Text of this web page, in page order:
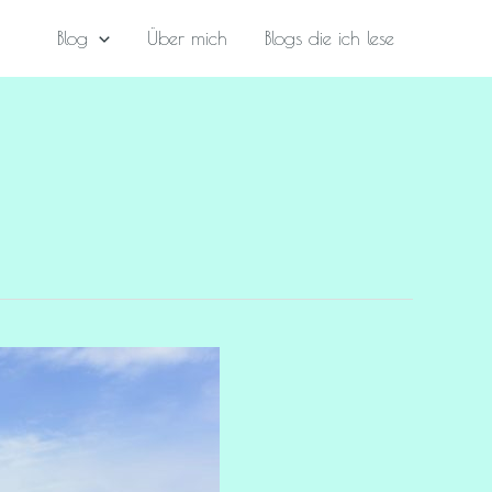
Blog Über mich Blogs die ich lese